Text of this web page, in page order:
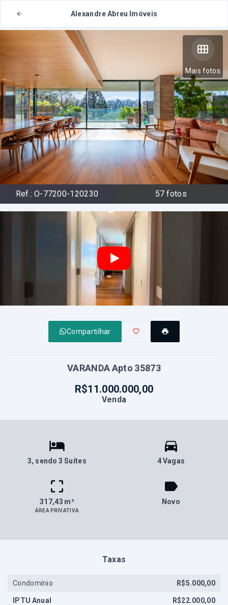
Alexandre Abreu Imóveis
Mais fotos
Ref.: O-77200-120230 57 fotos
Compartilhar
VARANDA Apto 35873
R$11.000.000,00
Venda
3, sendo 3 Suítes 4 Vagas
317,43 m²
ÁREA PRIVATIVA
Novo
Taxas
Condomínio R$5.000,00
IPTU Anual R$22.000,00